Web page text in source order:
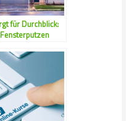
für Durchblick: